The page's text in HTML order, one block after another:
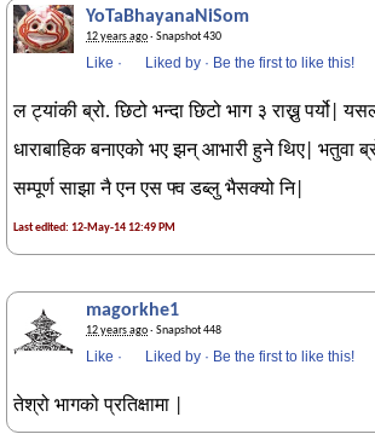
YoTaBhayanaNiSom
12 years ago· Snapshot 430
Like · Liked by · Be the first to like this!
ल ट्यांकी ब्रो. छिटो भन्दा छिटो भाग ३ राख्नु पर्यो|
धाराबाहिक बनाएको भए झन् आभारी हुने थिए| भतुवा
सम्पूर्ण साझा नै एन एस फ्व डब्लु भैसक्यो नि|
Last edited: 12-May-14 12:49 PM
magorkhe1
12 years ago· Snapshot 448
Like · Liked by · Be the first to like this!
तेश्रो भागको प्रतिक्षामा |